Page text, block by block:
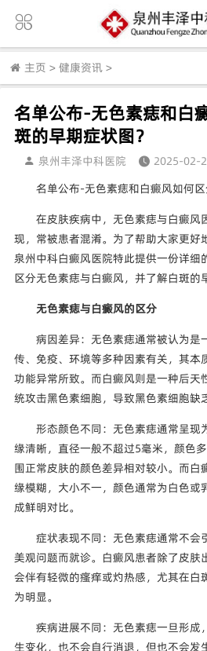
主页 > 健康资讯 >
名单公布-无色素痣和白
斑的早期症状图？
泉州丰泽中科医院
2025-02-
名单公布-无色素痣和白癜风如何
在皮肤疾病中，无色素痣与白癜风
现，常被患者混淆。为了帮助大家更好
泉州中科白癜风医院特此提供一份详细
区分无色素痣与白癜风，并了解白斑的
无色素痣与白癜风的区分
病因差异：无色素痣通常被认为是
传、免疫、环境等多种因素有关，其本
功能异常所致。而白癜风则是一种后天
统攻击黑色素细胞，导致黑色素细胞缺
形态颜色不同：无色素痣通常呈现
缘清晰，直径一般不超过5毫米，颜色
围正常皮肤的颜色差异相对较小。而白
缘模糊，大小不一，颜色通常为白色或
成鲜明对比。
症状表现不同：无色素痣通常不会
美观问题而就诊。白癜风患者除了皮肤
会伴有轻微的瘙痒或灼热感，尤其在白
为明显。
疾病进展不同：无色素痣一旦形成
生变化，也不会自行消退，但也不会发